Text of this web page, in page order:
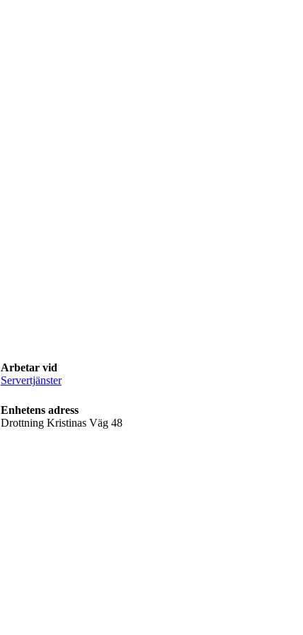
Arbetar vid
Servertjänster
Enhetens adress
Drottning Kristinas Väg 48